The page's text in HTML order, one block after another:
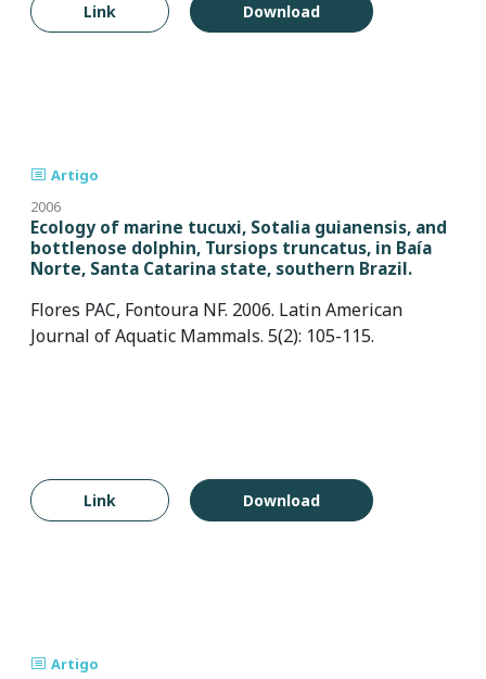
Link Download
Artigo
2006
Ecology of marine tucuxi, Sotalia guianensis, and
bottlenose dolphin, Tursiops truncatus, in Baía
Norte, Santa Catarina state, southern Brazil.
Flores PAC, Fontoura NF. 2006. Latin American
Journal of Aquatic Mammals. 5(2): 105-115.
Link Download
Artigo